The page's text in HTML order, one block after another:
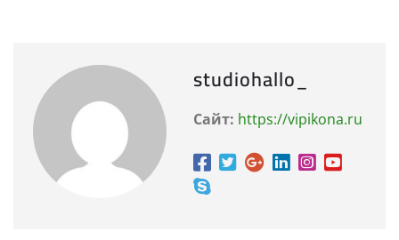
studiohallo_
Сайт: https://vipikona.ru